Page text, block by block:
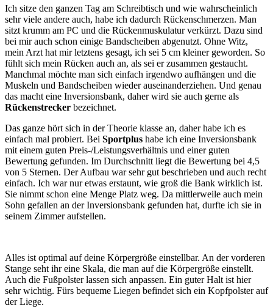
Ich sitze den ganzen Tag am Schreibtisch und wie wahrscheinlich
sehr viele andere auch, habe ich dadurch Rückenschmerzen. Man
sitzt krumm am PC und die Rückenmuskulatur verkürzt. Dazu sind
bei mir auch schon einige Bandscheiben abgenutzt. Ohne Witz,
mein Arzt hat mir letztens gesagt, ich sei 5 cm kleiner geworden. So
fühlt sich mein Rücken auch an, als sei er zusammen gestaucht.
Manchmal möchte man sich einfach irgendwo aufhängen und die
Muskeln und Bandscheiben wieder auseinanderziehen. Und genau
das macht eine Inversionsbank, daher wird sie auch gerne als
Rückenstrecker bezeichnet.
Das ganze hört sich in der Theorie klasse an, daher habe ich es
einfach mal probiert. Bei Sportplus habe ich eine Inversionsbank
mit einem guten Preis-/Leistungsverhältnis und einer guten
Bewertung gefunden. Im Durchschnitt liegt die Bewertung bei 4,5
von 5 Sternen. Der Aufbau war sehr gut beschrieben und auch recht
einfach. Ich war nur etwas erstaunt, wie groß die Bank wirklich ist.
Sie nimmt schon eine Menge Platz weg. Da mittlerweile auch mein
Sohn gefallen an der Inversionsbank gefunden hat, durfte ich sie in
seinem Zimmer aufstellen.
Alles ist optimal auf deine Körpergröße einstellbar. An der vorderen
Stange seht ihr eine Skala, die man auf die Körpergröße einstellt.
Auch die Fußpolster lassen sich anpassen. Ein guter Halt ist hier
sehr wichtig. Fürs bequeme Liegen befindet sich ein Kopfpolster auf
der Liege.